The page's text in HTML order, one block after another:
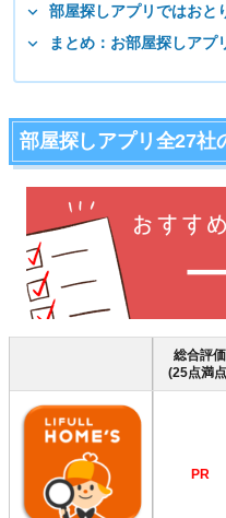
部屋探しアプリではおと
まとめ：お部屋探しアプ
部屋探しアプリ全27社
総合評価
(25点満
PR